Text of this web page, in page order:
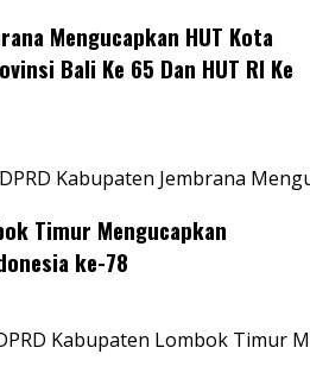
Mengucapkan HUT Kota
Bali Ke 65 Dan HUT RI Ke
Kabupaten Jembrana
Timur Mengucapkan
ke-78
Kabupaten Lombok Timur